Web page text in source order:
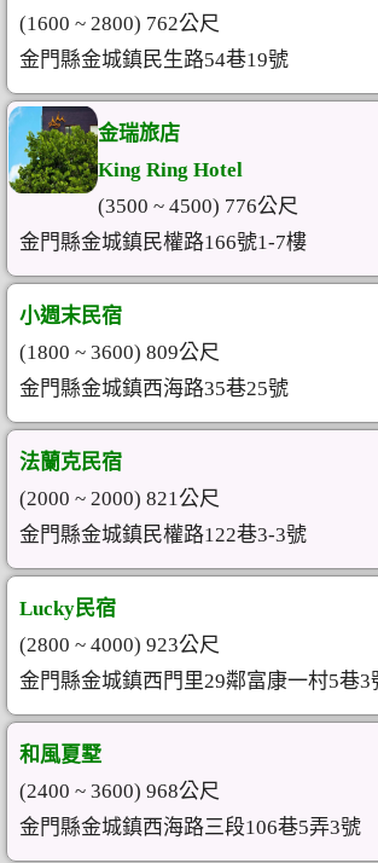
(1600 ~ 2800) 762公尺
金門縣金城鎮民生路54巷19號
金瑞旅店
King Ring Hotel
(3500 ~ 4500) 776公尺
金門縣金城鎮民權路166號1-7樓
小週末民宿
(1800 ~ 3600) 809公尺
金門縣金城鎮西海路35巷25號
法蘭克民宿
(2000 ~ 2000) 821公尺
金門縣金城鎮民權路122巷3-3號
Lucky民宿
(2800 ~ 4000) 923公尺
金門縣金城鎮西門里29鄰富康一村5巷3
和風夏墅
(2400 ~ 3600) 968公尺
金門縣金城鎮西海路三段106巷5弄3號